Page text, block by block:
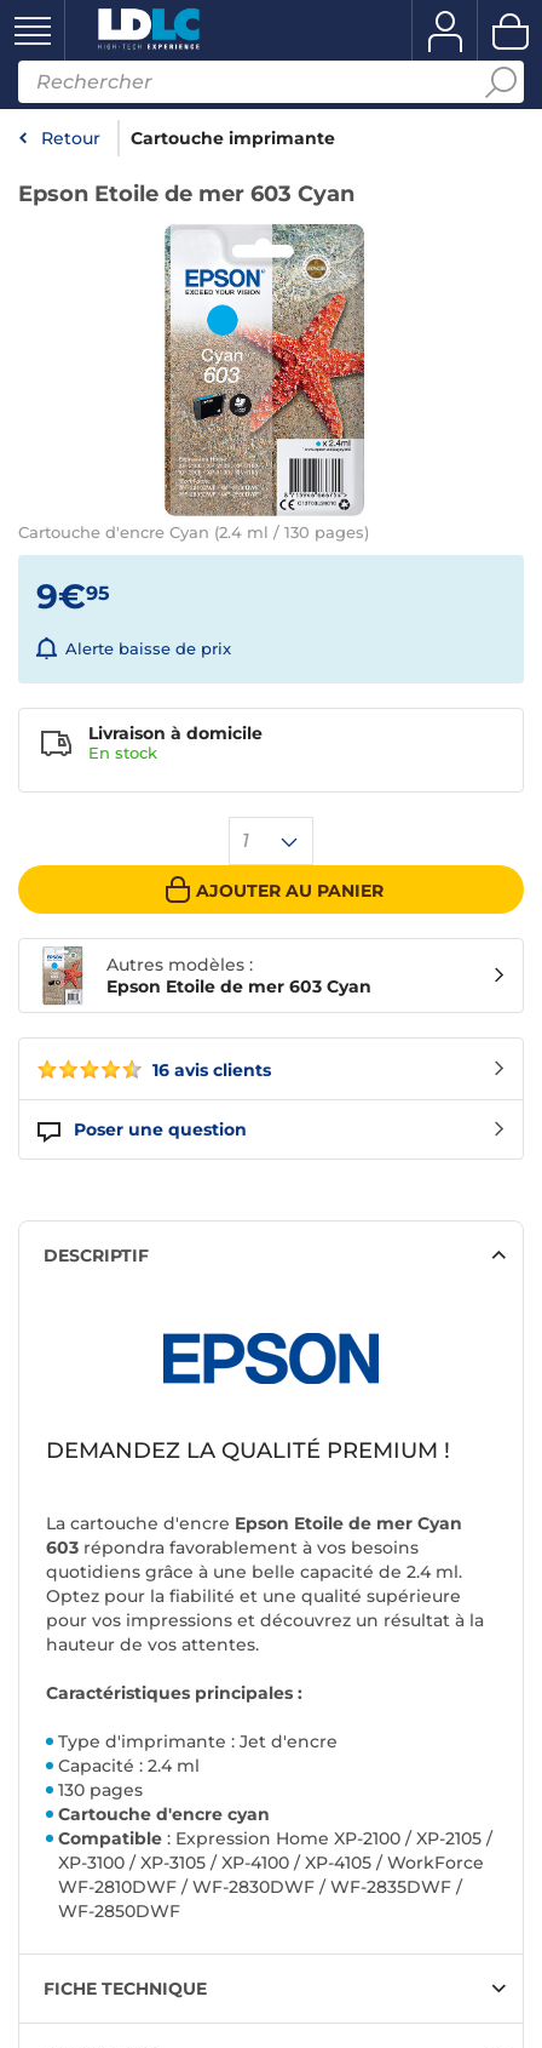
Retour Cartouche imprimante
Epson Etoile de mer 603 Cyan
Cartouche d'encre Cyan (2.4 ml / 130 pages)
16 avis clients
Poser une question
9€95
Alerte baisse de prix
1
AJOUTER AU PANIER
Livraison à domicile
En stock
Autres modèles :
Epson Etoile de mer 603 Cyan
DESCRIPTIF
DEMANDEZ LA QUALITÉ PREMIUM !
La cartouche d'encre Epson Etoile de mer Cyan
603 répondra favorablement à vos besoins
quotidiens grâce à une belle capacité de 2.4 ml.
Optez pour la fiabilité et une qualité supérieure
pour vos impressions et découvrez un résultat à la
hauteur de vos attentes.
Caractéristiques principales :
Type d'imprimante : Jet d'encre
Capacité : 2.4 ml
130 pages
Cartouche d'encre cyan
Compatible : Expression Home XP-2100 / XP-2105 /
XP-3100 / XP-3105 / XP-4100 / XP-4105 / WorkForce
WF-2810DWF / WF-2830DWF / WF-2835DWF /
WF-2850DWF
FICHE TECHNIQUE